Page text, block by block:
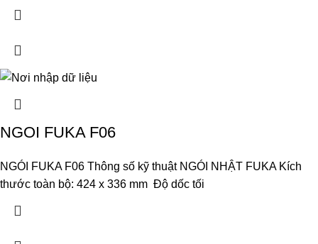
NGOI FUKA F06
NGÓI FUKA F06 Thông số kỹ thuật NGÓI NHẬT FUKA Kích
thước toàn bộ: 424 x 336 mm Độ dốc tối